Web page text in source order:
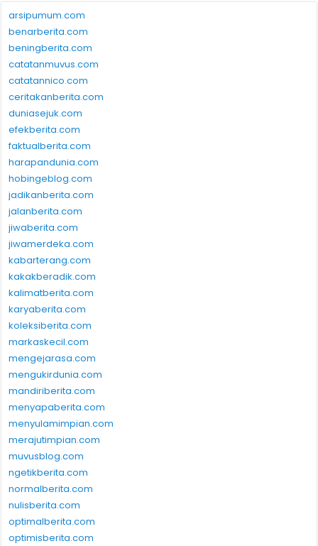
arsipumum.com
benarberita.com
beningberita.com
catatanmuvus.com
catatannico.com
ceritakanberita.com
duniasejuk.com
efekberita.com
faktualberita.com
harapandunia.com
hobingeblog.com
jadikanberita.com
jalanberita.com
jiwaberita.com
jiwamerdeka.com
kabarterang.com
kakakberadik.com
kalimatberita.com
karyaberita.com
koleksiberita.com
markaskecil.com
mengejarasa.com
mengukirdunia.com
mandiriberita.com
menyapaberita.com
menyulamimpian.com
merajutimpian.com
muvusblog.com
ngetikberita.com
normalberita.com
nulisberita.com
optimalberita.com
optimisberita.com